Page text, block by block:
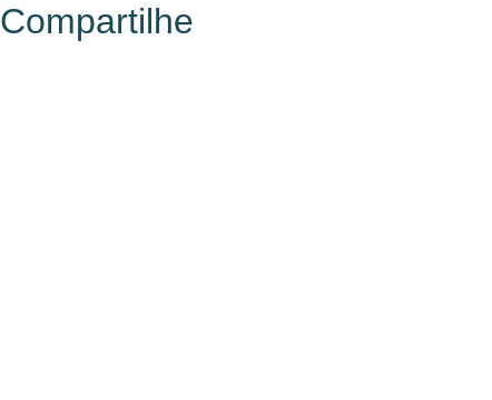
Compartilhe